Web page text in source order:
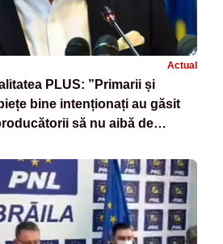
Actual
PLUS: ”Primarii și
bine intenționați au găsit
să nu aibă de